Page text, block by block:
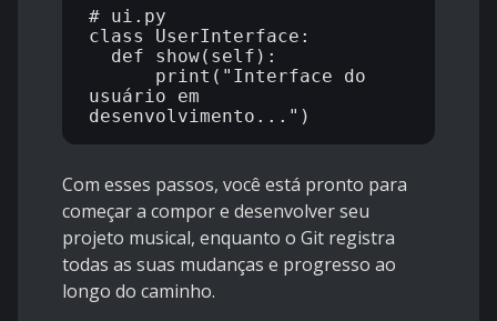
# ui.py
class UserInterface:
def show(self):
print("Interface do
usuário em
Com esses passos, você está pronto para
começar a compor e desenvolver seu
projeto musical, enquanto o Git registra
todas as suas mudanças e progresso ao
longo do caminho.